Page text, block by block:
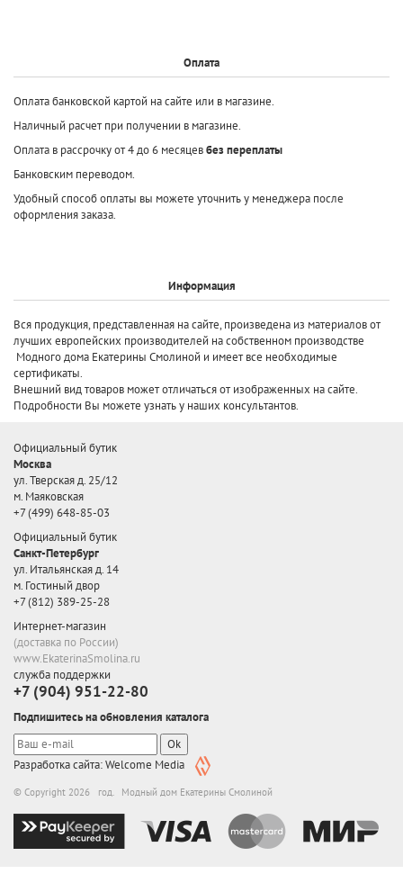
Оплата
Оплата банковской картой на сайте или в магазине.
Наличный расчет при получении в магазине.
Оплата в рассрочку от 4 до 6 месяцевбез переплаты
Банковским переводом.
Удобный способ оплаты вы можете уточнить у менеджера после
оформления заказа.
Информация
Вся продукция, представленная на сайте, произведена из материалов от
лучших европейских производителей на собственном производстве
Модного дома Екатерины Смолиной и имеет все необходимые
сертификаты.
Внешний вид товаров может отличаться от изображенных на сайте.
Подробности Вы можете узнать у наших консультантов.
Официальный бутик
Москва
ул. Тверская д. 25/12
м. Маяковская
+7 (499) 648-85-03
Официальный бутик
Санкт-Петербург
ул. Итальянская д. 14
м. Гостиный двор
+7 (812) 389-25-28
Интернет-магазин
(доставка по России)
www.EkaterinaSmolina.ru
служба поддержки
+7 (904) 951-22-80
Подпишитесь на обновления каталога
Ok
Разработка сайта: Welcome Media
© Copyright 2026 год. Модный дом Екатерины Смолиной